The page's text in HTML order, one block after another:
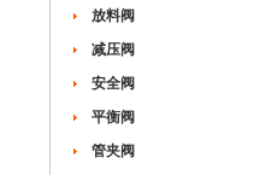
放料阀
减压阀
安全阀
平衡阀
管夹阀